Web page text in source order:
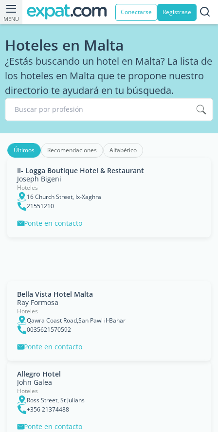
MENU
Conectarse Registrase
Hoteles en Malta
¿Estás buscando un hotel en Malta? La lista de
los hoteles en Malta que te propone nuestro
directorio te ayudará en tu búsqueda.
Buscar por profesión
Últimos Recomendaciones Alfabético
Il- Logga Boutique Hotel & Restaurant
Joseph Bigeni
Hoteles
16 Church Street, Ix-Xaghra
21551210
Ponte en contacto
Bella Vista Hotel Malta
Ray Formosa
Hoteles
Qawra Coast Road,San Pawl il-Bahar
0035621570592
Ponte en contacto
Allegro Hotel
John Galea
Hoteles
Ross Street, St Julians
+356 21374488
Ponte en contacto